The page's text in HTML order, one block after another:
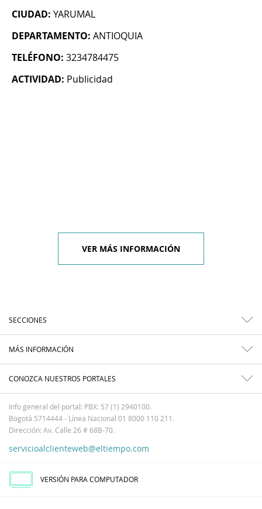
CIUDAD: YARUMAL
DEPARTAMENTO: ANTIOQUIA
TELÉFONO: 3234784475
ACTIVIDAD: Publicidad
VER MÁS INFORMACIÓN
SECCIONES
MÁS INFORMACIÓN
CONOZCA NUESTROS PORTALES
Info general del portal: PBX: 57 (1) 2940100.
Bogotá 5714444 - Línea Nacional 01 8000 110 211.
Dirección: Av. Calle 26 # 68B-70.
servicioalclienteweb@eltiempo.com
VERSIÓN PARA COMPUTADOR